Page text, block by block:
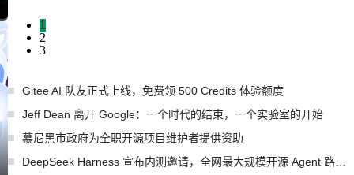
1
2
3
Gitee AI 队友正式上线，免费领 500 Credits 体验额度
Jeff Dean 离开 Google：一个时代的结束，一个实验室的开始
慕尼黑市政府为全职开源项目维护者提供资助